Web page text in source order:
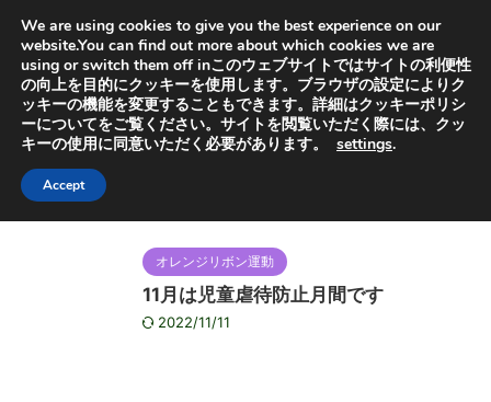
取っています。子供を救うためにも特許出願中の虐待検知
器普及にご協力ください
HOME> 2022年> 11月
月別アーカイブ：2022年11月
オレンジリボン運動
11月は児童虐待防止月間です
2022/11/11
We are using cookies to give you the best experience on our
website.You can find out more about which cookies we are
using or switch them off inこのウェブサイトではサイトの利便性
の向上を目的にクッキーを使用します。ブラウザの設定によりク
ッキーの機能を変更することもできます。詳細はクッキーポリシ
ーについてをご覧ください。サイトを閲覧いただく際には、クッ
キーの使用に同意いただく必要があります。 settings.
Accept